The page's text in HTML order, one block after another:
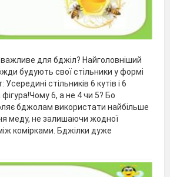
для бджіл? Найголовніший
будують свої стільники у формі
стільників 6 кутів і 6
6, а не 4 чи 5? Бо
бджолам використати найбільше
меду, не залишаючи жодної
комірками. Бджілки дуже